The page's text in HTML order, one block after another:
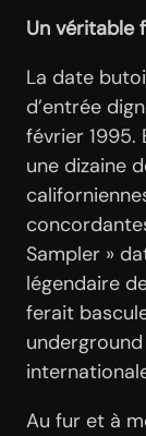
Un véritable
La date
d’entrée
février 1995.
une dizaine
Sampler »
légendaire
ferait
Au fur et à